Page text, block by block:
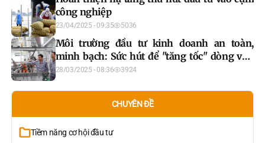
công nghiệp
23/04/2025 - 09:35 5036
Môi trường đầu tư kinh doanh an toàn,
minh bạch: Sức hút để "tăng tốc" dòng vốn
FDI
28/03/2025 - 08:36 3924
CHUYÊN ĐỀ
Tiềm năng cơ hội đầu tư